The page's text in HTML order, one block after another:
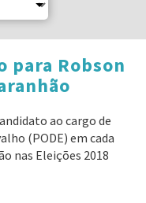
para Robson
ao cargo de
(PODE) em cada
nas Eleições 2018